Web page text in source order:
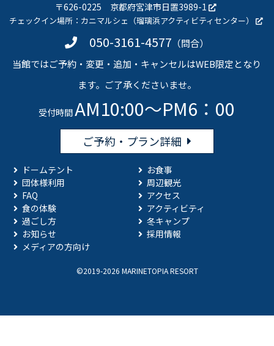
〒626-0225 京都府宮津市日置3989-1
チェックイン場所： カニマルシェ（瑠璃浜アクティビティセンター）
050-3161-4577 （問合）
当館ではご予約・変更・追加・キャンセルはWEB限定となり
ます。ご了承くださいませ。
受付時間AM10:00～PM6：00
ご予約・プラン詳細
ドームテント
お食事
団体様利用
周辺観光
FAQ
アクセス
食の体験
アクティビティ
過ごし方
冬キャンプ
お知らせ
採用情報
メディアの方向け
©2019-2026 MARINETOPIA RESORT